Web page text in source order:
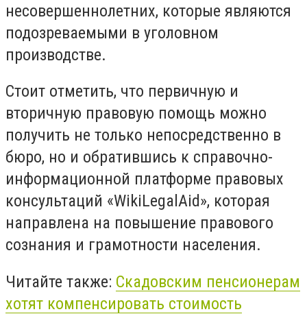
несовершеннолетних, которые являются
подозреваемыми в уголовном
производстве.
Стоит отметить, что первичную и
вторичную правовую помощь можно
получить не только непосредственно в
бюро, но и обратившись к справочно-
информационной платформе правовых
консультаций «WikiLegalАid», которая
направлена ​​на повышение правового
сознания и грамотности населения.
Читайте также: Скадовским пенсионерам
хотят компенсировать стоимость